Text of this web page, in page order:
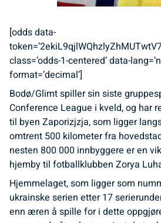
[odds data-
class=’odds-1-centered’ data-
format=’decimal’]
Bodø/Glimt spiller sin siste
Conference League i kveld, og har
til byen Zaporizjzja, som ligger
omtrent 500 kilometer fra
nesten 800 000 innbyggere er en
hjemby til fotballklubben Zorya
Hjemmelaget, som ligger som
ukrainske serien etter 17
enn æren å spille for i dette